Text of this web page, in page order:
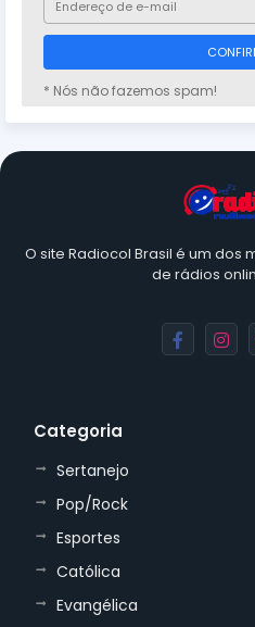
* Nós não fazemos spam!
O site Radiocol Brasil é um dos
de rádios
Categoria
Sertanejo
Pop/Rock
Esportes
Católica
Evangélica